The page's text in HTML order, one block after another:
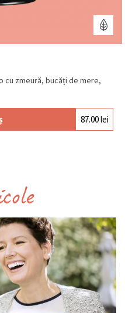
cu zmeură, bucăți de mere,
87.00lei